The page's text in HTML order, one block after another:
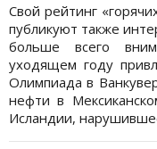
Свой рейтинг
публикуют также
больше всего
уходящем году
Олимпиада в
нефти в
Исландии,